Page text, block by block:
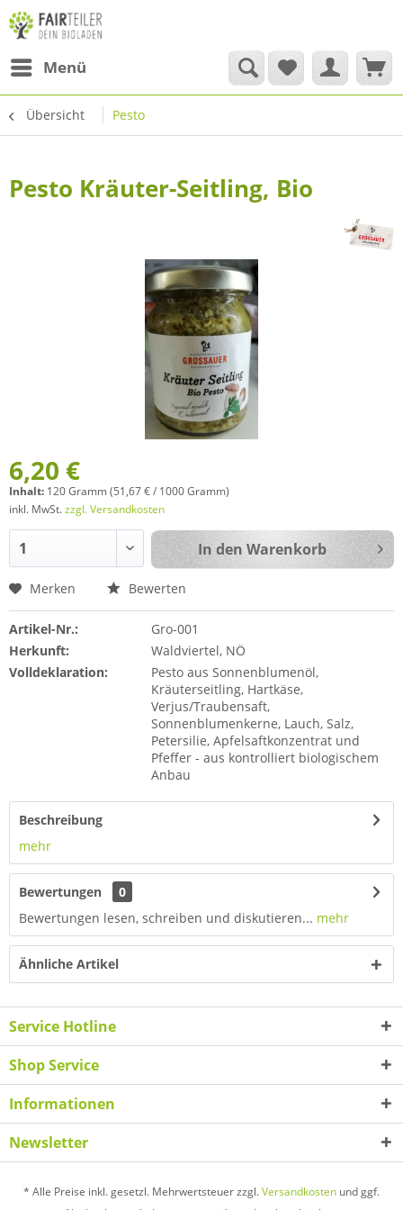
Menü
Übersicht Pesto
Pesto Kräuter-Seitling, Bio
6,20 €
Inhalt: 120 Gramm (51,67 € / 1000 Gramm)
inkl. MwSt.zzgl. Versandkosten
In den Warenkorb
Merken Bewerten
Artikel-Nr.:
Gro-001
Herkunft:
Waldviertel, NÖ
Volldeklaration:
Pesto aus Sonnenblumenöl,
Kräuterseitling, Hartkäse,
Verjus/Traubensaft,
Sonnenblumenkerne, Lauch, Salz,
Petersilie, Apfelsaftkonzentrat und
Pfeffer - aus kontrolliert biologischem
Anbau
Beschreibung
mehr
Bewertungen
0
Bewertungen lesen, schreiben und diskutieren... mehr
Ähnliche Artikel
Service Hotline
Shop Service
Informationen
Newsletter
* Alle Preise inkl. gesetzl. Mehrwertsteuer zzgl.Versandkosten und ggf.